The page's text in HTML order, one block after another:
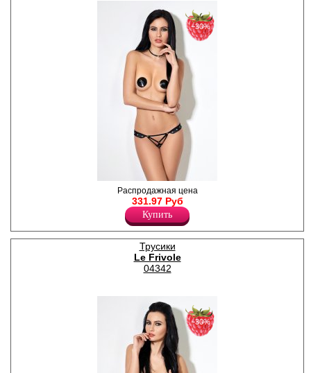
Возбуждающие трусики с
открытым доступом и
металлическими вставками.
Полиэстер 100%
−30%
Распродажная цена
331.97 Руб
Купить
Трусики
Le Frivole
04342
−30%